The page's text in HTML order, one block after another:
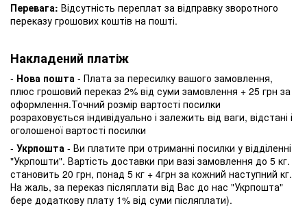
Перевага: Відсутність переплат за відправку зворотного
переказу грошових коштів на пошті.
Накладений платіж
- Нова пошта - Плата за пересилку вашого замовлення,
плюс грошовий переказ 2% від суми замовлення + 25 грн за
оформлення.Точний розмір вартості посилки
розраховується індивідуально і залежить від ваги, відстані і
оголошеної вартості посилки
- Укрпошта - Ви платите при отриманні посилки у відділенні
"Укрпошти". Вартість доставки при вазі замовлення до 5 кг.
становить 20 грн, понад 5 кг + 4грн за кожний наступний кг.
На жаль, за переказ післяплати від Вас до нас "Укрпошта"
бере додаткову плату 1% від суми післяплати).